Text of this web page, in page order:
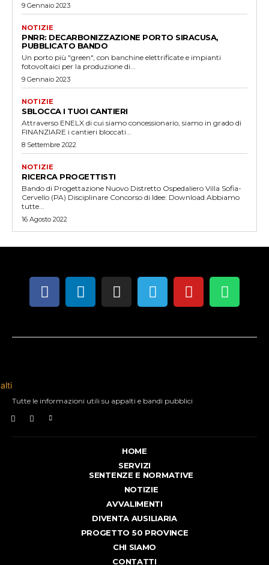
9 Gennaio 2023
NOTIZIE
PNRR: DECARBONIZZAZIONE PORTO SIRACUSA,
PUBBLICATO BANDO
Un porto più "green", con banchine elettrificate e impianti
fotovoltaici per la produzione di...
9 Gennaio 2023
NOTIZIE
SBLOCCA I TUOI CANTIERI
Attraverso ENELX di cui siamo concessionario, siamo in grado di
FINANZIARE i cantieri bloccati...
8 Settembre 2022
NOTIZIE
RICERCA PROGETTISTI
Bando di Progettazione Nuovo Distretto Ospedaliero Villa Sofia-
Cervello (PA) Disciplinare Concorso di Idee: Download Abbiamo
tutte...
16 Agosto 2022
Tutte le informazioni utili su appalti e bandi pubblici
HOME
SERVIZI
SENTENZE E NORMATIVE
NOTIZIE
AVVALIMENTI
DIVENTA AUSILIARIA
PROGETTO 50 PROVINCE
CHI SIAMO
CONTATTI